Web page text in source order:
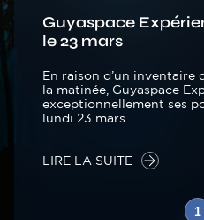
Guyaspace
le 23 mars
En raison d’un inventaire
la matinée, Guyaspace
exceptionnellement ses
lundi 23 mars.
LIRE LA SUITE
1